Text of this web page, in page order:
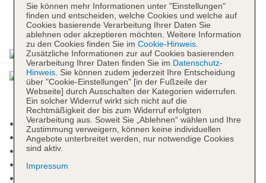
Das bietet Ihre Unterkunft
Nichtraucherhotel, Raucherbereich
Check-in Zeit ab 14:00 Uhr
Check-out Zeit bis 12:00 Uhr
Early Check-in: täglich, gegen Gebühr
Sie können mehr Informationen unter "Einstellungen"
finden und entscheiden, welche Cookies und welche auf
Cookies basierende Verarbeitung Ihrer Daten Sie
ablehnen oder akzeptieren möchten. Weitere Information
zu den Cookies finden Sie im Cookie-Hinweis.
Zusätzliche Informationen zur auf Cookies basierenden
Verarbeitung Ihrer Daten finden Sie im Datenschutz-
Hinweis. Sie können zudem jederzeit Ihre Entscheidung
über "Cookie-Einstellungen" [in der Fußzeile der
Webseite] durch Ausschalten der Kategorien widerrufen.
Ein solcher Widerruf wirkt sich nicht auf die
Rechtmäßigkeit der bis zum Widerruf erfolgten
Verarbeitung aus. Soweit Sie „Ablehnen“ wählen und Ihre
Zustimmung verweigern, können keine individuellen
Angebote unterbreitet werden, nur notwendige Cookies
sind aktiv.
Impressum